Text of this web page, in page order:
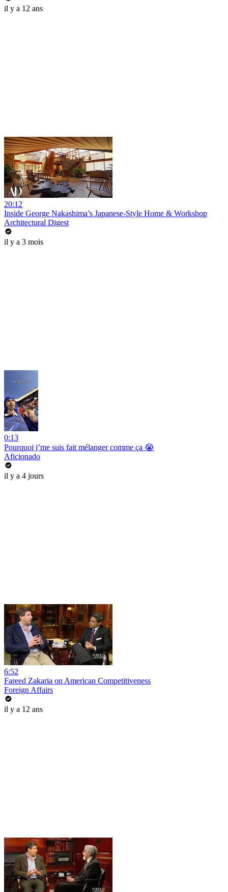
il y a 12 ans
20:12
Inside George Nakashima’s Japanese-Style Home & Workshop
Architectural Digest
il y a 3 mois
0:13
Pourquoi j’me suis fait mélanger comme ça 😭
Aficionado
il y a 4 jours
6:52
Fareed Zakaria on American Competitiveness
Foreign Affairs
il y a 12 ans